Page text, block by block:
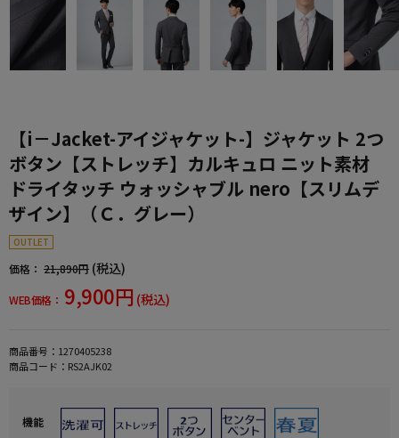
【i－Jacket-アイジャケット-】ジャケット 2つ
ボタン【ストレッチ】カルキュロ ニット素材
ドライタッチ ウォッシャブル nero【スリムデ
ザイン】（Ｃ．グレー）
OUTLET
価格： 21,890円 (税込)
WEB価格： 9,900円 (税込)
商品番号： 1270405238
商品コード： RS2AJK02
機能